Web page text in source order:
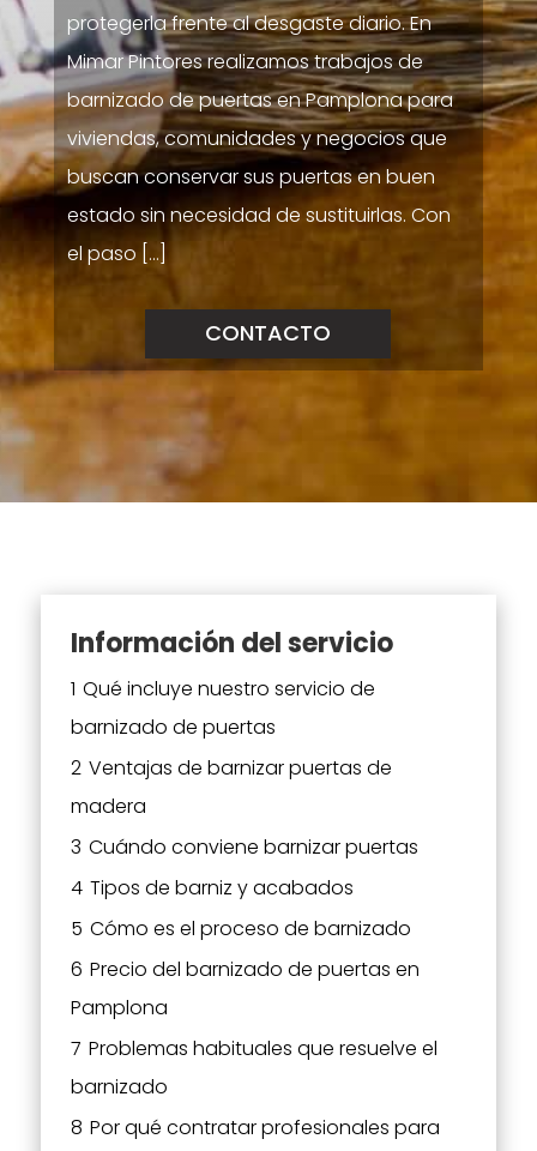
protegerla frente al desgaste diario. En
Mimar Pintores realizamos trabajos de
barnizado de puertas en Pamplona para
viviendas, comunidades y negocios que
buscan conservar sus puertas en buen
estado sin necesidad de sustituirlas. Con
el paso […]
CONTACTO
Información del servicio
1 Qué incluye nuestro servicio de
barnizado de puertas
2 Ventajas de barnizar puertas de
madera
3 Cuándo conviene barnizar puertas
4 Tipos de barniz y acabados
5 Cómo es el proceso de barnizado
6 Precio del barnizado de puertas en
Pamplona
7 Problemas habituales que resuelve el
barnizado
8 Por qué contratar profesionales para